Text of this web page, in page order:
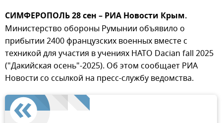
СИМФЕРОПОЛЬ 28 сен – РИА Новости Крым.
Министерство обороны Румынии объявило о
прибытии 2400 французских военных вместе с
техникой для участия в учениях НАТО Dacian fall 2025
("Дакийская осень"-2025). Об этом сообщает РИА
Новости со ссылкой на пресс-службу ведомства.